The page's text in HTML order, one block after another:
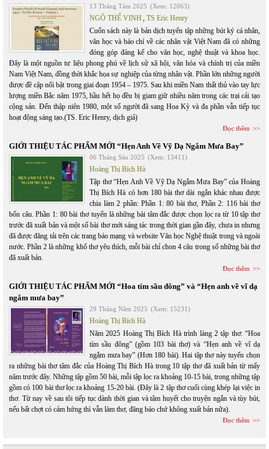
13 Tháng Tám 2025 (Xem: 12063)
NGÔ THẾ VINH TS Eric Henry
Cuốn sách này là bản dịch tuyển tập những bút ký cá nhân,
văn học và báo chí về các nhân vật Việt Nam đã có những
đóng góp đáng kể cho văn học, nghệ thuật và khoa học.
Đây là một nguồn tư liệu phong phú về lịch sử xã hội, văn hóa và chính trị của miền
Nam Việt Nam, đồng thời khắc họa sự nghiệp của từng nhân vật. Phần lớn những người
được đề cập nổi bật trong giai đoạn 1954 – 1975. Sau khi miền Nam thất thủ vào tay lực
lượng miền Bắc năm 1975, hầu hết họ đều bị giam giữ nhiều năm trong các trại cải tạo
cộng sản. Đến thập niên 1980, một số người đã sang Hoa Kỳ và đa phần vẫn tiếp tục
hoạt động sáng tạo.(TS. Eric Henry, dịch giả)
Đọc thêm
GIỚI THIỆU TÁC PHẨM MỚI “Hẹn Anh Về Vỹ Dạ Ngắm Mưa Bay”
06 Tháng Sáu 2025 (Xem: 13411)
Hoàng Thị Bích Hà
Tập thơ “Hẹn Anh Về Vỹ Dạ Ngắm Mưa Bay” của Hoàng
Thị Bích Hà có hơn 180 bài thơ dài ngắn khác nhau được
chia làm 2 phần: Phần 1: 80 bài thơ, Phần 2: 116 bài thơ
bốn câu. Phần 1: 80 bài thơ tuyển là những bài tâm đắc được chọn lọc ra từ 10 tập thơ
trước đã xuất bản và một số bài thơ mới sáng tác trong thời gian gần đây, chưa in nhưng
đã được đăng tải trên các trang báo mạng và website Văn học Nghệ thuật trong và ngoài
nước. Phần 2 là những khổ thơ yêu thích, mỗi bài chỉ chon 4 câu trong số những bài thơ
đã xuất bản.
Đọc thêm
GIỚI THIỆU TÁC PHẨM MỚI “Hoa tím sầu đông” và “Hẹn anh về vĩ dạ
ngắm mưa bay”
29 Tháng Năm 2025 (Xem: 15231)
Hoàng Thị Bích Hà
Năm 2025 Hoàng Thị Bích Hà trình làng 2 tập thơ: “Hoa
tím sầu đông” (gồm 103 bài thơ) và “Hẹn anh về vĩ dạ
ngắm mưa bay” (Hơn 180 bài). Hai tập thơ này tuyển chọn
ra những bài thơ tâm đắc của Hoàng Thị Bích Hà trong 10 tập thơ đã xuất bản từ mấy
năm trước đây. Những tập gồm 50 bài, mỗi tập lọc ra khoảng 10-15 bài, trong những tập
gồm có 100 bài thơ lọc ra khoảng 15-20 bài. (Đây là 2 tập thơ cuối cùng khép lại việc in
thơ. Từ nay về sau tôi tiếp tục dành thời gian và tâm huyết cho truyện ngắn và tùy bút,
nếu bất chợt có cảm hứng thì vẫn làm thơ, đăng báo chứ không xuất bản nữa).
Đọc thêm